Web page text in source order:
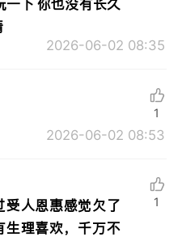
一下 你也没有长久
2026-06-02 08:35
2026-06-02 08:53
1
受人恩惠感觉欠了
生理喜欢，千万不
1